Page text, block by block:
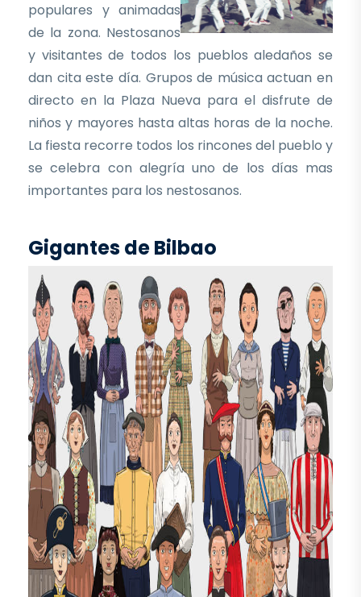
populares y animadas
de la zona. Nestosanos
y visitantes de todos los pueblos aledaños se
dan cita este día. Grupos de música actuan en
directo en la Plaza Nueva para el disfrute de
niños y mayores hasta altas horas de la noche.
La fiesta recorre todos los rincones del pueblo y
se celebra con alegría uno de los días mas
importantes para los nestosanos.
Gigantes de Bilbao